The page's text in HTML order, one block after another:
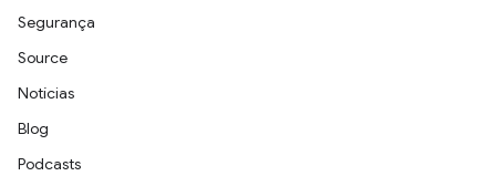
Segurança
Source
Notícias
Blog
Podcasts